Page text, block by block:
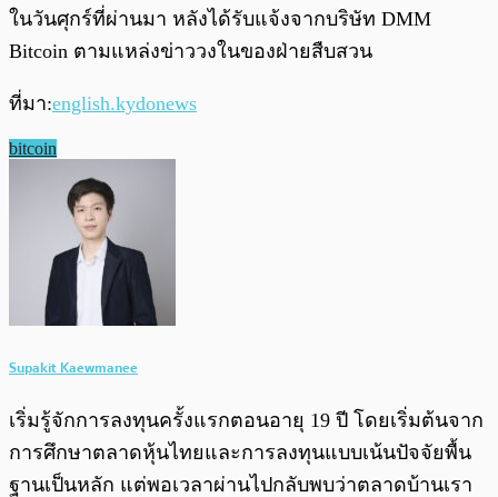
ในวันศุกร์ที่ผ่านมา หลังได้รับแจ้งจากบริษัท DMM
Bitcoin ตามแหล่งข่าววงในของฝ่ายสืบสวน
ที่มา:english.kydonews
bitcoin
Supakit Kaewmanee
เริ่มรู้จักการลงทุนครั้งแรกตอนอายุ 19 ปี โดยเริ่มต้นจาก
การศึกษาตลาดหุ้นไทยและการลงทุนแบบเน้นปัจจัยพื้น
ฐานเป็นหลัก แต่พอเวลาผ่านไปกลับพบว่าตลาดบ้านเรา